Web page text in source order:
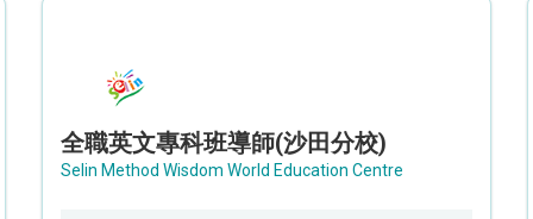
全職英文專科班導師(沙田分校)
Selin Method Wisdom World Education Centre